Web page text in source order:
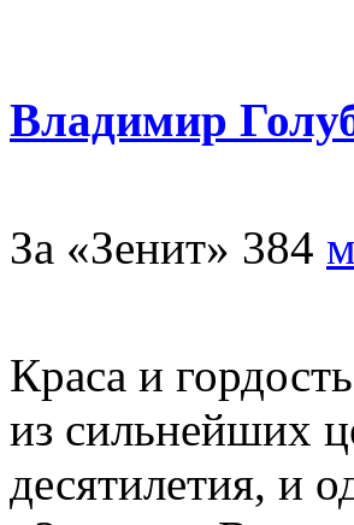
Владимир
За «Зенит» 384
Краса и
из сильнейших
десятилетия, и